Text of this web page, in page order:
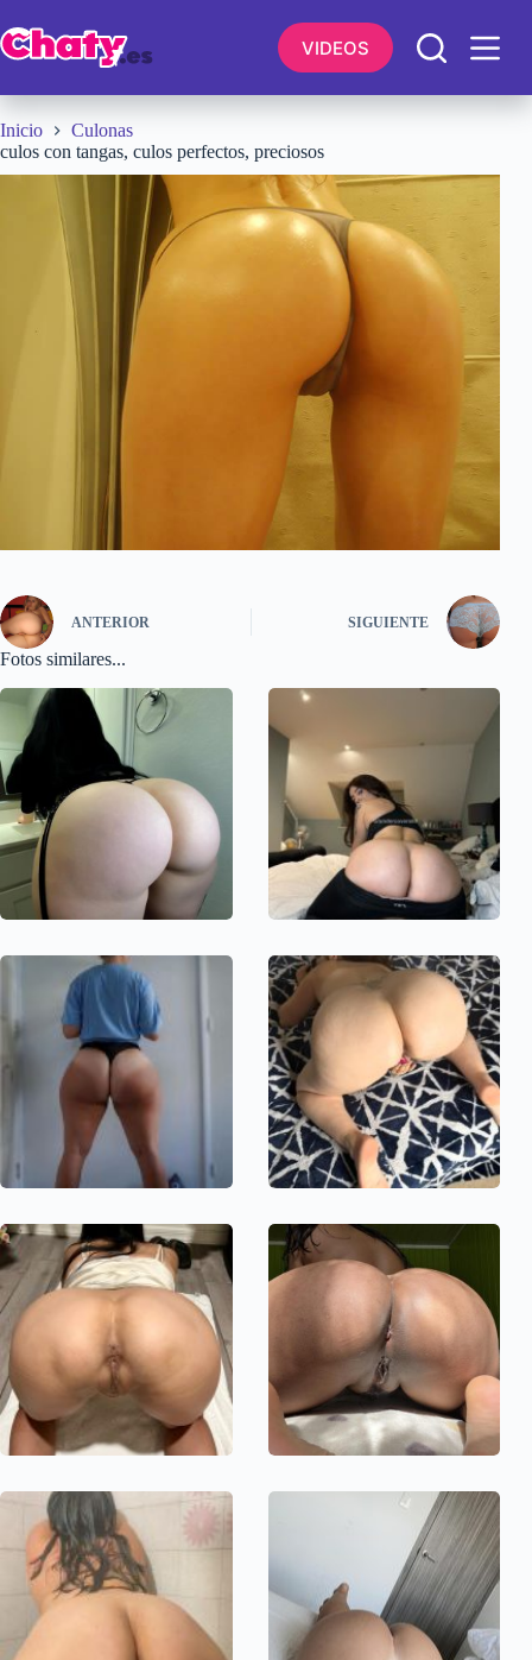
al
contenido
VIDEOS
Inicio
Culonas
culos con tangas, culos perfectos, preciosos
ANTERIOR SIGUIENTE
Fotos similares...